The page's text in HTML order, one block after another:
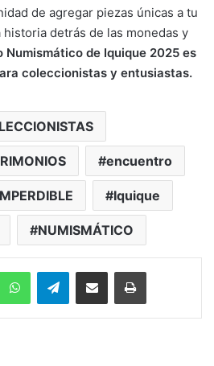
de agregar piezas únicas a tu
detrás de las monedas y
Numismático de Iquique 2025 es
coleccionistas y entusiastas.
encuentro
Iquique
NUMISMÁTICO
WhatsAppTelegramEnviar vía email Imprimir